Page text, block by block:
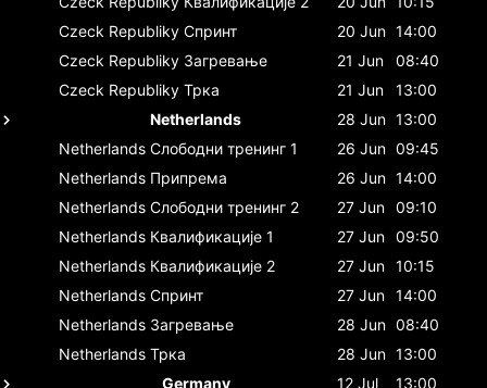
Czeck Republiky Спринт 20 Jun 14:00
Czeck Republiky Загревање 21 Jun
08:40
Czeck Republiky Трка 21 Jun
13:00
Netherlands
28 Jun 13:00
Netherlands Слободни тренинг 1 26 Jun 09:45
Netherlands Припрема 26 Jun 14:00
Netherlands Слободни тренинг 2 27 Jun 09:10
Netherlands Квалификације 1 27 Jun 09:50
Netherlands Квалификације 2 27 Jun 10:15
Netherlands Спринт 27 Jun 14:00
Netherlands Загревање 28 Jun 08:40
Netherlands Трка 28 Jun 13:00
Germany
12 Jul
13:00